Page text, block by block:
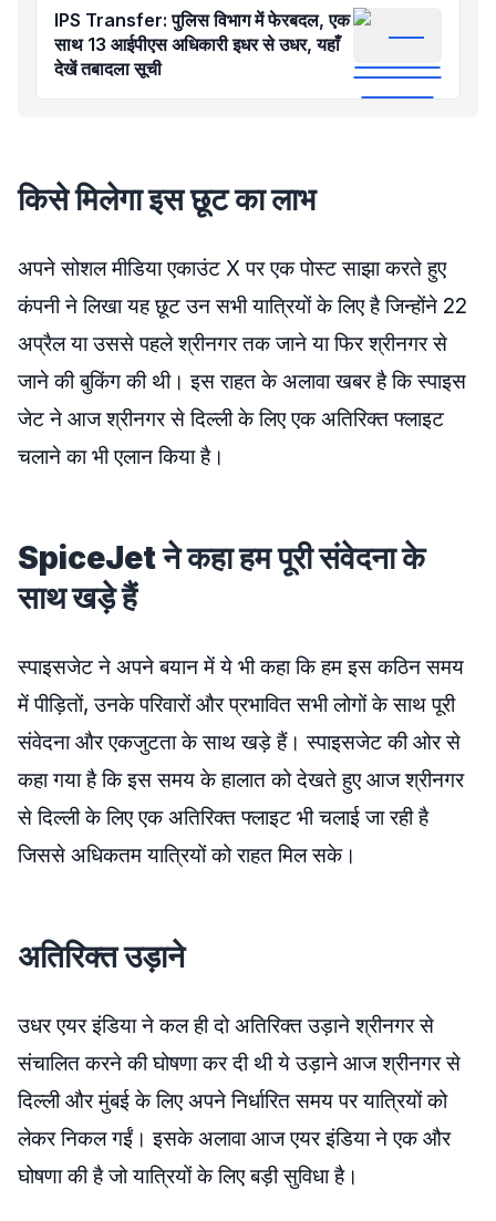
IPS Transfer: पुलिस विभाग में फेरबदल, एक
साथ 13 आईपीएस अधिकारी इधर से उधर, यहाँ
देखें तबादला सूची
किसे मिलेगा इस छूट का लाभ
अपने सोशल मीडिया एकाउंट X पर एक पोस्ट साझा करते हुए
कंपनी ने लिखा यह छूट उन सभी यात्रियों के लिए है जिन्होंने 22
अप्रैल या उससे पहले श्रीनगर तक जाने या फिर श्रीनगर से
जाने की बुकिंग की थी। इस राहत के अलावा खबर है कि स्पाइस
जेट ने आज श्रीनगर से दिल्ली के लिए एक अतिरिक्त फ्लाइट
चलाने का भी एलान किया है।
SpiceJet ने कहा हम पूरी संवेदना के
साथ खड़े हैं
स्पाइसजेट ने अपने बयान में ये भी कहा कि हम इस कठिन समय
में पीड़ितों, उनके परिवारों और प्रभावित सभी लोगों के साथ पूरी
संवेदना और एकजुटता के साथ खड़े हैं। स्पाइसजेट की ओर से
कहा गया है कि इस समय के हालात को देखते हुए आज श्रीनगर
से दिल्ली के लिए एक अतिरिक्त फ्लाइट भी चलाई जा रही है
जिससे अधिकतम यात्रियों को राहत मिल सके।
अतिरिक्त उड़ाने
उधर एयर इंडिया ने कल ही दो अतिरिक्त उड़ाने श्रीनगर से
संचालित करने की घोषणा कर दी थी ये उड़ाने आज श्रीनगर से
दिल्ली और मुंबई के लिए अपने निर्धारित समय पर यात्रियों को
लेकर निकल गईं। इसके अलावा आज एयर इंडिया ने एक और
घोषणा की है जो यात्रियों के लिए बड़ी सुविधा है।